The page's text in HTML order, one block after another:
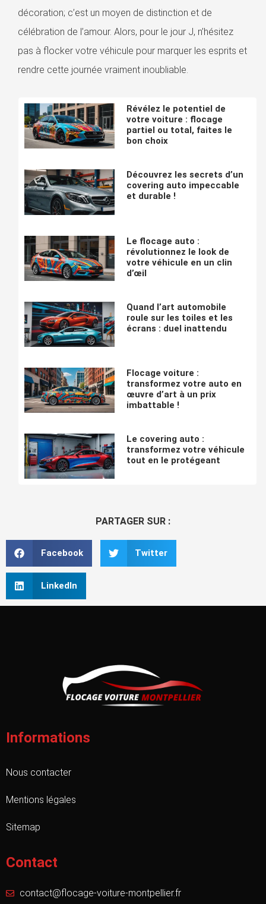
décoration; c’est un moyen de distinction et de
célébration de l’amour. Alors, pour le jour J, n’hésitez
pas à flocker votre véhicule pour marquer les esprits et
rendre cette journée vraiment inoubliable.
Révélez le potentiel de
votre voiture : flocage
partiel ou total, faites le
bon choix
Découvrez les secrets d’un
covering auto impeccable
et durable !
Le flocage auto :
révolutionnez le look de
votre véhicule en un clin
d’œil
Quand l’art automobile
roule sur les toiles et les
écrans : duel inattendu
Flocage voiture :
transformez votre auto en
œuvre d’art à un prix
imbattable !
Le covering auto :
transformez votre véhicule
tout en le protégeant
PARTAGER SUR :
Facebook Twitter
LinkedIn
Informations
Nous contacter
Mentions légales
Sitemap
Contact
contact@flocage-voiture-montpellier.fr